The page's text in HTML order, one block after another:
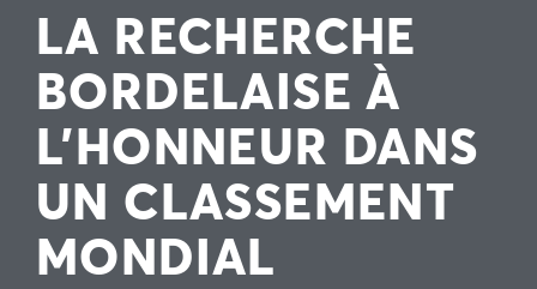
LA RECHERCHE
BORDELAISE À
L’HONNEUR DANS
UN CLASSEMENT
MONDIAL